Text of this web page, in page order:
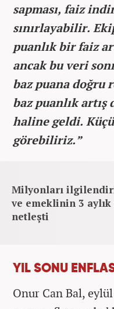
sapması, faiz
sınırlayabilir.
puanlık bir faiz
ancak bu veri
baz puana doğru
baz puanlık artış
haline geldi.
görebiliriz.”
Milyonları
ve emeklinin 3 aylık
netleşti
YIL SONU
Onur Can Bal,